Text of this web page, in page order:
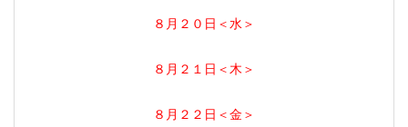
８月２０日＜水＞
８月２１日＜木＞
８月２２日＜金＞